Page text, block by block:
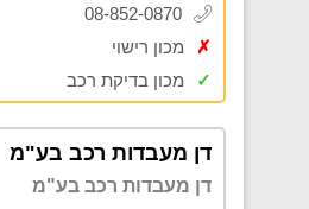
08-852-0870
✗
מכון רישוי
✓
מכון בדיקת רכב
דן מעבדות רכב בע"מ
דן מעבדות רכב בע"מ